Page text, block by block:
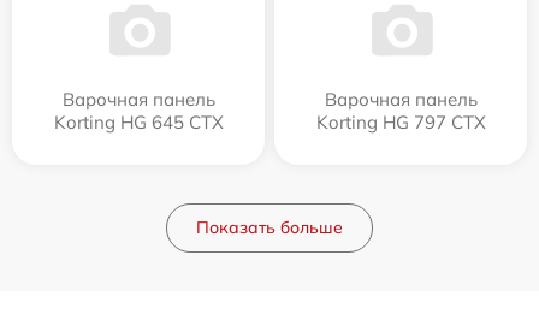
Варочная панель
Korting HG 645 CTX
Варочная панель
Korting HG 797 CTX
Показать больше